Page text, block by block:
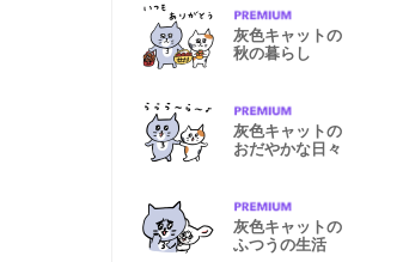
灰色キャットの
秋の暮らし
灰色キャットの
おだやかな日々
灰色キャットの
ふつうの生活